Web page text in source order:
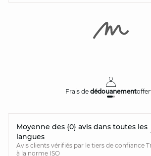
Frais dedédouanement
Moyenne des {0} avis dans toutes les
langues
Avis clients vérifiés par le tiers de confiance
à la norme ISO